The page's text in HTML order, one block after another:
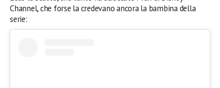
Channel, che forse la credevano ancora la bambina della
serie: